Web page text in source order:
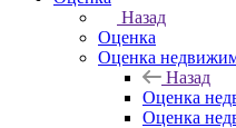
Назад
Оценка
Оценка
Назад
Оценка
Оценка